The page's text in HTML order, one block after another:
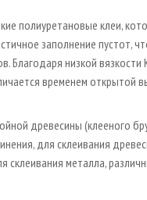
полиуретановые клеи,
заполнение пустот,
низкой вязкости
временем открытой
древесины (клееного
для склеивания
склеивания металла,